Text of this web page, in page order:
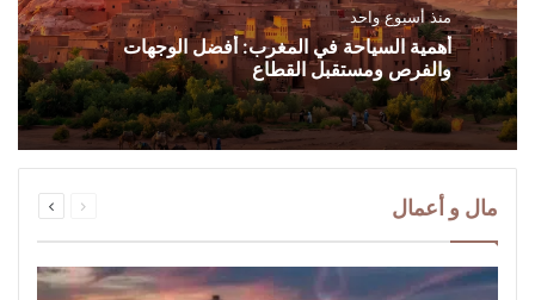
منذ أسبوع واحد
أهمية السياحة في المغرب: أفضل الوجهات
والفرص ومستقبل القطاع
مال و أعمال
الصفحة